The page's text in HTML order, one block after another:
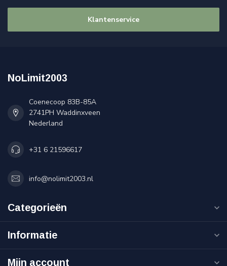
Klantenservice
NoLimit2003
Coenecoop 83B-85A
2741PH Waddinxveen
Nederland
+31 6 21596617
info@nolimit2003.nl
Categorieën
Informatie
Mijn account